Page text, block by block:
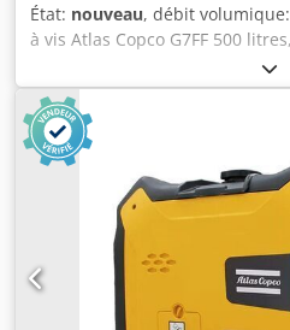
État: nouveau, débit volumique:
à vis Atlas Copco G7FF 500
État : neuf • Fabricant : Atlas
Puissance du moteur principal :
Pression de service maximale :
frigorifique intégré • Réglage
de fonctionnement du
(seulement 67 dB) • Conforme
d’utilisation en polonais • Poids
complémentaires :
d’obtenir une garantie du
service par un service agréé
7 jours ouvrables